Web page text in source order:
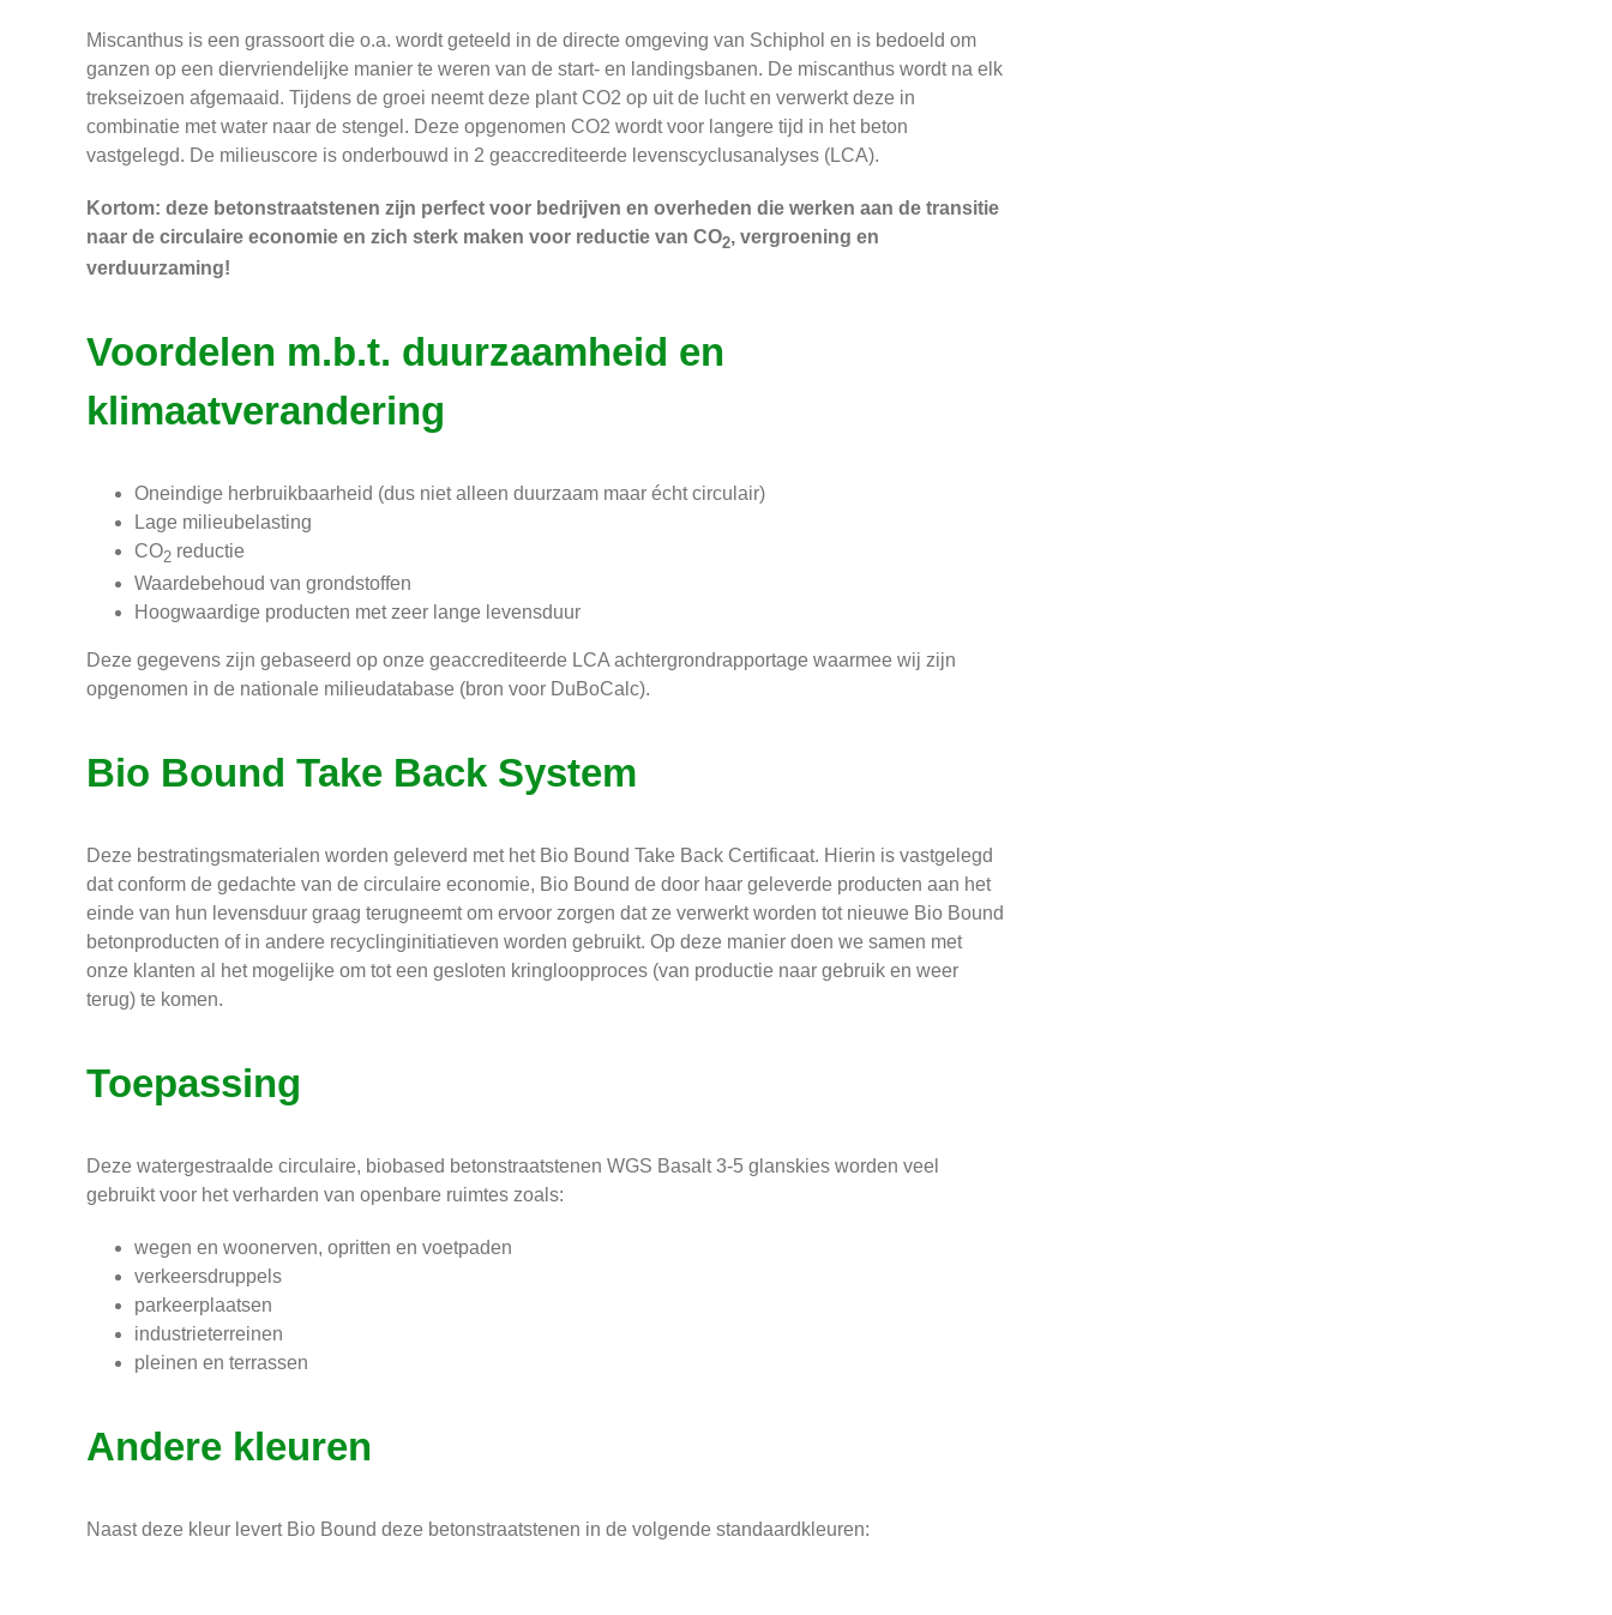
Miscanthus is een grassoort die o.a. wordt geteeld in de directe omgeving van Schiphol en is bedoeld om
ganzen op een diervriendelijke manier te weren van de start- en landingsbanen. De miscanthus wordt na elk
trekseizoen afgemaaid. Tijdens de groei neemt deze plant CO2 op uit de lucht en verwerkt deze in
combinatie met water naar de stengel. Deze opgenomen CO2 wordt voor langere tijd in het beton
vastgelegd. De milieuscore is onderbouwd in 2 geaccrediteerde levenscyclusanalyses (LCA).
Kortom: deze betonstraatstenen zijn perfect voor bedrijven en overheden die werken aan de transitie
naar de circulaire economie en zich sterk maken voor reductie van CO2, vergroening en
verduurzaming!
Voordelen m.b.t. duurzaamheid en
klimaatverandering
Oneindige herbruikbaarheid (dus niet alleen duurzaam maar écht circulair)
Lage milieubelasting
CO2 reductie
Waardebehoud van grondstoffen
Hoogwaardige producten met zeer lange levensduur
Deze gegevens zijn gebaseerd op onze geaccrediteerde LCA achtergrondrapportage waarmee wij zijn
opgenomen in de nationale milieudatabase (bron voor DuBoCalc).
Bio Bound Take Back System
Deze bestratingsmaterialen worden geleverd met het Bio Bound Take Back Certificaat. Hierin is vastgelegd
dat conform de gedachte van de circulaire economie, Bio Bound de door haar geleverde producten aan het
einde van hun levensduur graag terugneemt om ervoor zorgen dat ze verwerkt worden tot nieuwe Bio Bound
betonproducten of in andere recyclinginitiatieven worden gebruikt. Op deze manier doen we samen met
onze klanten al het mogelijke om tot een gesloten kringloopproces (van productie naar gebruik en weer
terug) te komen.
Toepassing
Deze watergestraalde circulaire, biobased betonstraatstenen WGS Basalt 3-5 glanskies worden veel
gebruikt voor het verharden van openbare ruimtes zoals:
wegen en woonerven, opritten en voetpaden
verkeersdruppels
parkeerplaatsen
industrieterreinen
pleinen en terrassen
Andere kleuren
Naast deze kleur levert Bio Bound deze betonstraatstenen in de volgende standaardkleuren: